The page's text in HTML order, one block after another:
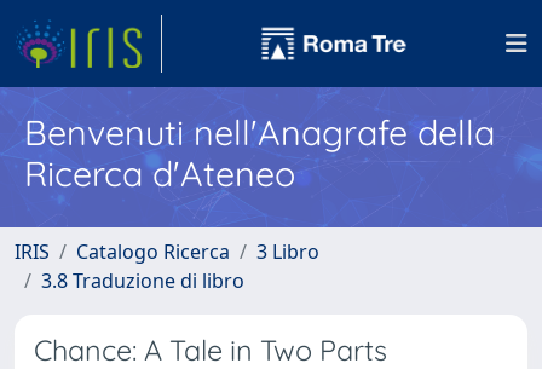
Benvenuti nell'Anagrafe della
Ricerca d'Ateneo
IRIS Catalogo Ricerca
3 Libro
3.8 Traduzione di libro
Chance: A Tale in Two Parts